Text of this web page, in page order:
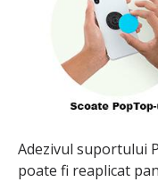
Adezivul suportului
poate fi reaplicat